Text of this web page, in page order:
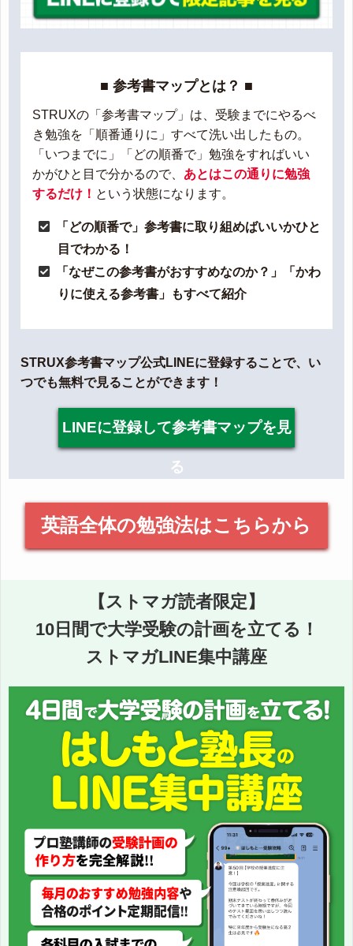
■ 参考書マップとは？ ■
STRUXの「参考書マップ」は、受験までにやるべ
き勉強を「順番通りに」すべて洗い出したもの。
「いつまでに」「どの順番で」勉強をすればいい
かがひと目で分かるので、 あとはこの通りに勉強
するだけ！ という状態になります。
「どの順番で」参考書に取り組めばいいかひと
目でわかる！
「なぜこの参考書がおすすめなのか？」「かわ
りに使える参考書」もすべて紹介
STRUX参考書マップ公式LINEに登録することで、い
つでも無料で見ることができます！
LINEに登録して参考書マップを見
る
英語全体の勉強法はこちらから
【ストマガ読者限定】
10日間で大学受験の計画を立てる！
ストマガLINE集中講座